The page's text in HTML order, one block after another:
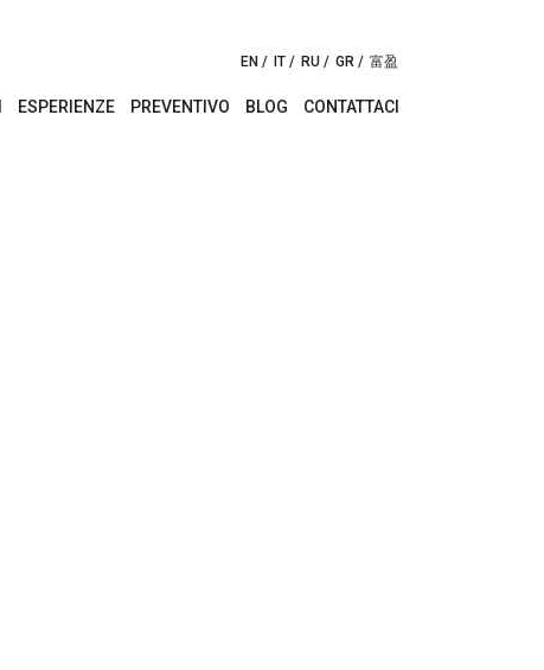
EN IT RU GR 富盈
ESPERIENZE PREVENTIVO BLOG CONTATTACI